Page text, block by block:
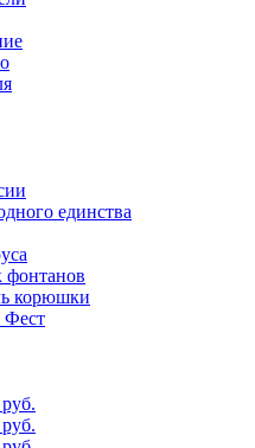
единства
фонтанов
корюшки
Фест